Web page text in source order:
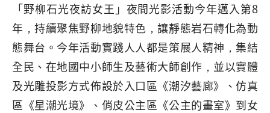
「野柳石光夜訪女王」夜間光影活動今年邁入第8
年，持續聚焦野柳地貌特色，讓靜態岩石轉化為動
態舞台。今年活動實踐人人都是策展人精神，集結
全民、在地國中小師生及藝術大師創作，並以實體
及光雕投影方式佈設於入口區《潮汐藝廊》、仿真
區《星潮光境》、俏皮公主區《公主的畫室》到女